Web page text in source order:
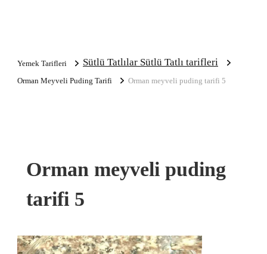
Yemek Tarifleri Sütlü Tatlılar Sütlü Tatlı tarifleri
Orman Meyveli Puding Tarifi Orman meyveli puding tarifi 5
Orman meyveli puding
tarifi 5